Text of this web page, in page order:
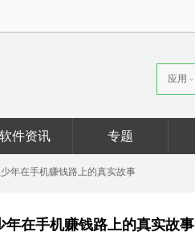
应用
软件资讯 专题
年在手机赚钱路上的真实故事
年在手机赚钱路上的真实故事